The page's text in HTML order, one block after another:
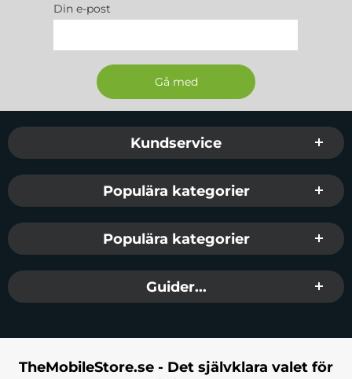
Din e-post
Sidfot Blandad info och länkar
Kundservice
Populära kategorier
Populära kategorier
Guider...
TheMobileStore.se - Det självklara valet för